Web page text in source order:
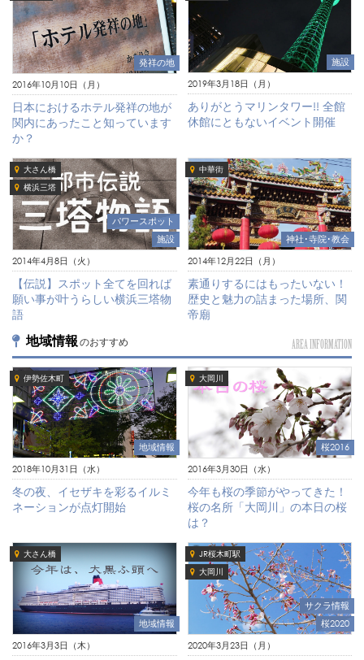
発祥の地
2016年10月10日（月）
日本におけるホテル発祥の地が
関内にあったこと知っています
か？
施設
2019年3月18日（月）
ありがとうマリンタワー!! 全館
休館にともないイベント開催
大さん橋
横浜三塔
パワースポット
施設
2014年4月8日（火）
【伝説】スポット全てを回れば
願い事が叶うらしい横浜三塔物
語
中華街
神社･寺院･教会
2014年12月22日（月）
素通りするにはもったいない！
歴史と魅力の詰まった場所、関
帝廟
地域情報 のおすすめ AREA INFORMATION
伊勢佐木町
地域情報
2018年10月31日（水）
冬の夜、イセザキを彩るイルミ
ネーションが点灯開始
大岡川
桜2016
2016年3月30日（水）
今年も桜の季節がやってきた！
桜の名所「大岡川」の本日の桜
は？
大さん橋
地域情報
2016年3月3日（木）
JR桜木町駅
大岡川
サクラ情報
桜2020
2020年3月23日（月）